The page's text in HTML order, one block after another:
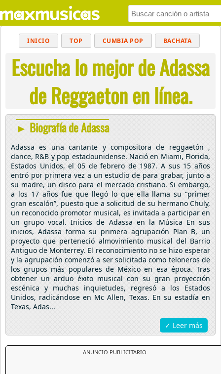
INICIO TOP CUMBIA POP BACHATA
MUSICA CRISTIANA REGGAETON
BALADAS ALTERNATIVO ELECTRÓNICA
CUMBIAS
Escucha lo mejor de Adassa
de Reggaeton en línea.
► Biografía de Adassa
Adassa es una cantante y compositora de reggaetón ,
dance, R&B y pop estadounidense. Nació en Miami, Florida,
Estados Unidos, el 05 de febrero de 1987. A sus 15 años
entró por primera vez a un estudio de para grabar, junto a
su madre, un disco para el mercado cristiano. Si embargo,
a los 17 años fue que llegó lo que ella llama su “primer
gran escalón”, puesto que a solicitud de su hermano Chuly,
un reconocido promotor musical, es invitada a participar en
un grupo vocal. Inicios de Adassa en la Música En sus
inicios, Adassa forma su primera agrupación Plan B, un
proyecto que perteneció almovimiento musical del Barrio
Antiguo de Monterrey. El reconocimiento no se hizo esperar
y la agrupación comenzó a ser solicitada como teloneros de
los grupos más populares de México en esa época. Tras
obtener un arduo éxito musical con su gran proyección
escénica y muchas inquietudes, regresó a los Estados
Unidos, radicándose en Mc Allen, Texas. En su estadía en
Texas, Adas...
✓ Leer más
ANUNCIO PUBLICITARIO